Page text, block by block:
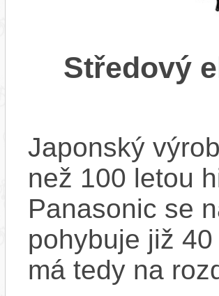
Středový
Japonský
než 100 letou
Panasonic se
pohybuje již
má tedy na